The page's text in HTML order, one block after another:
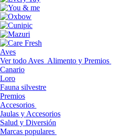
Aves
Ver todo Aves Alimento y Premios
Canario
Loro
Fauna silvestre
Premios
Accesorios
Jaulas y Accesorios
Salud y Diversión
Marcas populares